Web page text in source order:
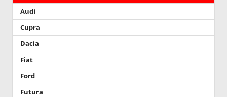
Audi
Cupra
Dacia
Fiat
Ford
Futura